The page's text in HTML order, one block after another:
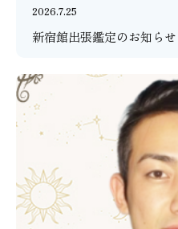
2026.7.25
新宿館出張鑑定のお知らせ